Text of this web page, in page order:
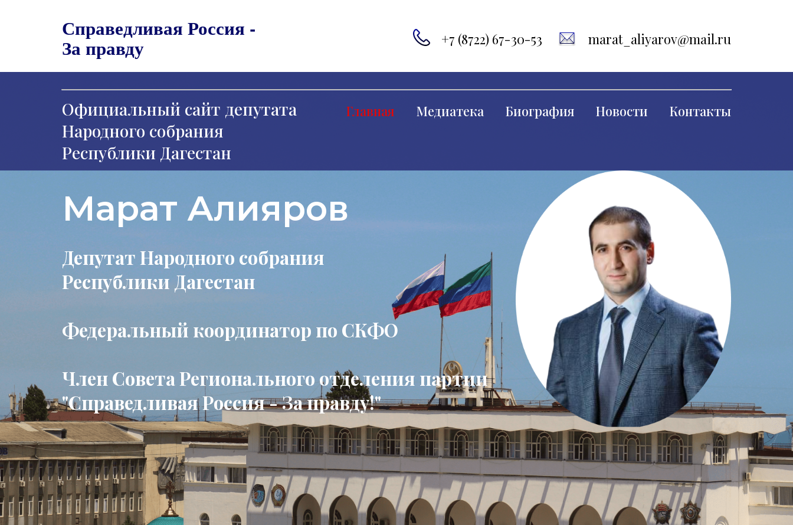
Справедливая Россия -
За правду +7 (8722) 67-30-53 marat_aliyarov@mail.ru
Официальный сайт депутата
Народного собрания
Республики Дагестан
Главная Медиатека Биография Новости Контакты
Марат Алияров
Депутат Народного собрания
Республики Дагестан
Федеральный координатор по СКФО
Член Совета Регионального отделения партии
"Справедливая Россия - За правду!"